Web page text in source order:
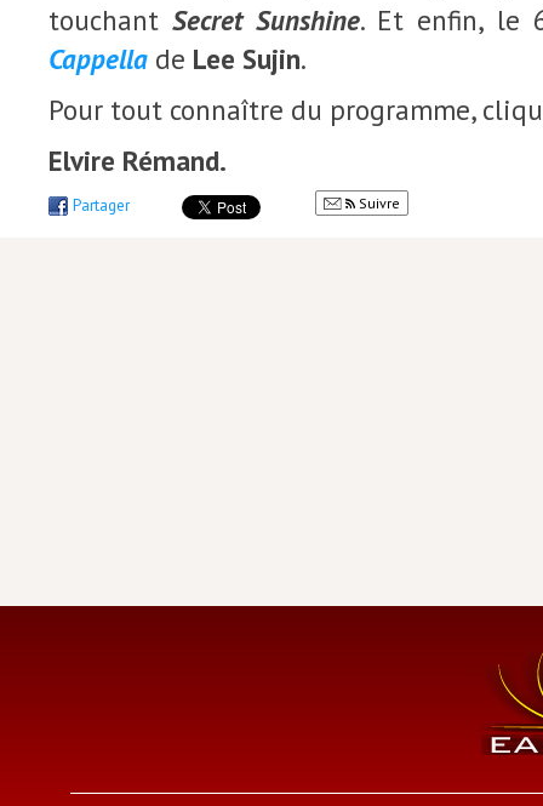
touchantSecret Sunshine. Et enfin, le
Cappella de Lee Sujin.
Pour tout connaître du programme,
Elvire Rémand.
Partager Suivre